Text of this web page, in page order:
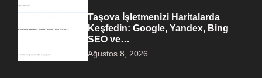
Taşova İşletmenizi Haritalarda
Keşfedin: Google, Yandex, Bing
SEO ve…
Ağustos 8, 2026